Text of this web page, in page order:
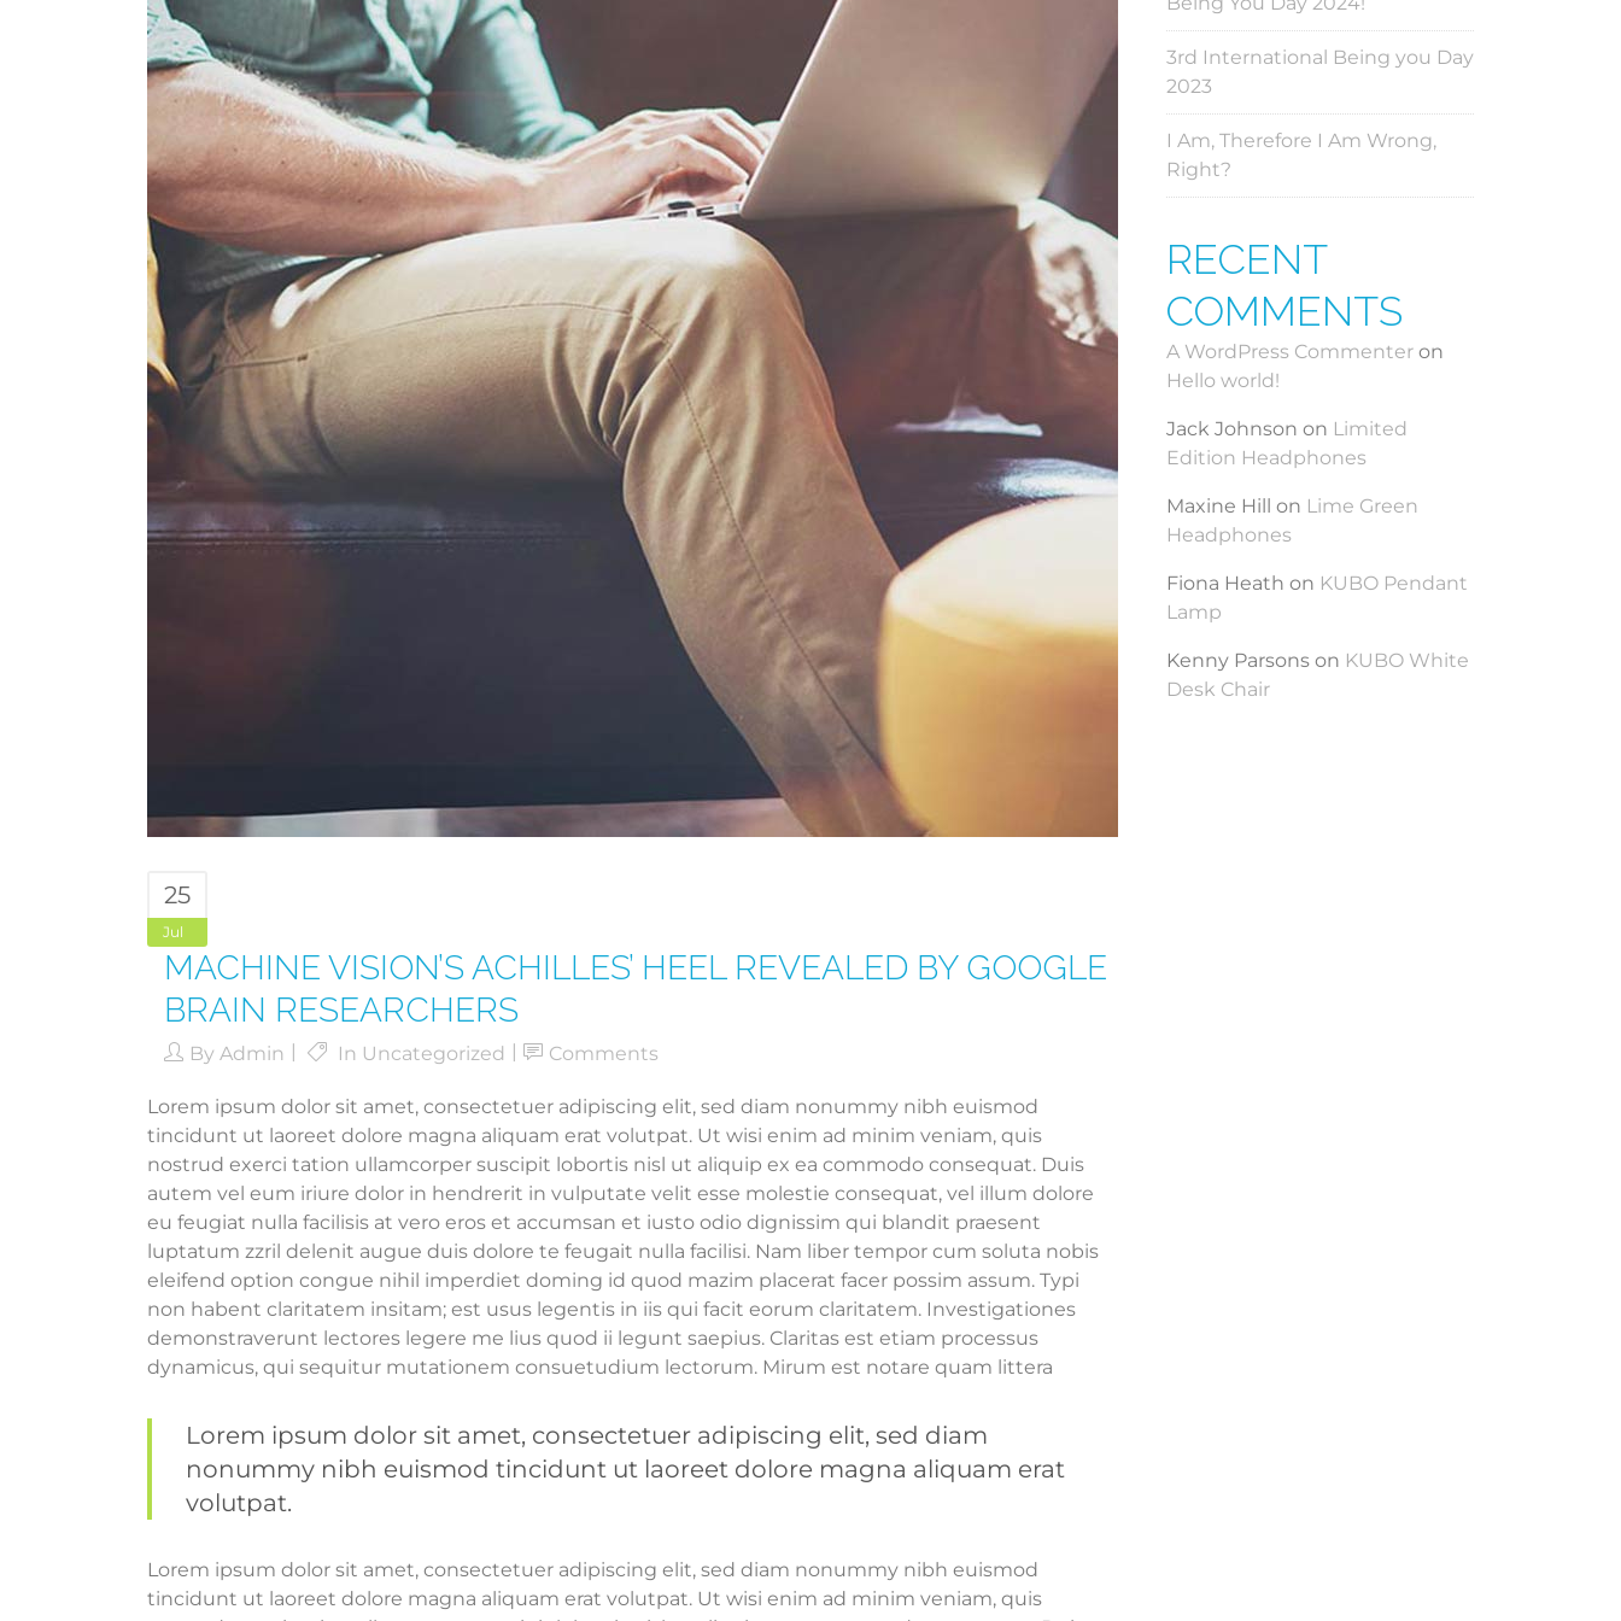
25
Jul
MACHINE VISION’S ACHILLES’ HEEL REVEALED BY GOOGLE
BRAIN RESEARCHERS
By Admin In Uncategorized Comments
Lorem ipsum dolor sit amet, consectetuer adipiscing elit, sed diam nonummy nibh euismod
tincidunt ut laoreet dolore magna aliquam erat volutpat. Ut wisi enim ad minim veniam, quis
nostrud exerci tation ullamcorper suscipit lobortis nisl ut aliquip ex ea commodo consequat. Duis
autem vel eum iriure dolor in hendrerit in vulputate velit esse molestie consequat, vel illum dolore
eu feugiat nulla facilisis at vero eros et accumsan et iusto odio dignissim qui blandit praesent
luptatum zzril delenit augue duis dolore te feugait nulla facilisi. Nam liber tempor cum soluta nobis
eleifend option congue nihil imperdiet doming id quod mazim placerat facer possim assum. Typi
non habent claritatem insitam; est usus legentis in iis qui facit eorum claritatem. Investigationes
demonstraverunt lectores legere me lius quod ii legunt saepius. Claritas est etiam processus
dynamicus, qui sequitur mutationem consuetudium lectorum. Mirum est notare quam littera
Lorem ipsum dolor sit amet, consectetuer adipiscing elit, sed diam
nonummy nibh euismod tincidunt ut laoreet dolore magna aliquam erat
volutpat.
Lorem ipsum dolor sit amet, consectetuer adipiscing elit, sed diam nonummy nibh euismod
tincidunt ut laoreet dolore magna aliquam erat volutpat. Ut wisi enim ad minim veniam, quis
3rd International Being you Day
2023
I Am, Therefore I Am Wrong,
Right?
RECENT
COMMENTS
A WordPress Commenter on
Hello world!
Jack Johnson on Limited
Edition Headphones
Maxine Hill on Lime Green
Headphones
Fiona Heath on KUBO Pendant
Lamp
Kenny Parsons on KUBO White
Desk Chair